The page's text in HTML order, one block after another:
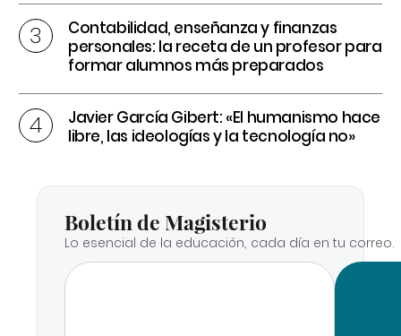
Contabilidad, enseñanza y finanzas
personales: la receta de un profesor para
formar alumnos más preparados
Javier García Gibert: «El humanismo hace
libre, las ideologías y la tecnología no»
Boletín de Magisterio
Lo esencial de la educación, cada día en tu correo.